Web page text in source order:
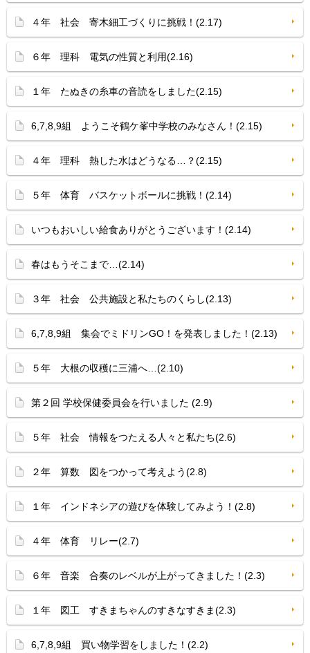
４年 社会 寄木細工づくりに挑戦！(2.17)
６年 理科 電気の性質と利用(2.16)
１年 たぬきの糸車の音読をしました(2.15)
6,7,8,9組 ようこそ鶴ケ峯中学校のみなさん！(2.15)
４年 理科 熱した水はどうなる…？(2.15)
５年 体育 バスケットボールに挑戦！(2.14)
いつもおいしい給食ありがとうございます！(2.14)
春はもうそこまで…(2.14)
３年 社会 公共施設と私たちのくらし(2.13)
6,7,8,9組 集会でミドリンGO！を発表しました！(2.13)
５年 大根の収穫に三浦へ…(2.10)
第２回 学校保健委員会を行いました (2.9)
５年 社会 情報をつたえる人々と私たち(2.6)
２年 算数 図をつかって考えよう(2.8)
１年 インドネシアの遊びを体験してみよう！(2.8)
４年 体育 リレー(2.7)
６年 音楽 合奏のレベルが上がってきました！(2.3)
１年 図工 すきまちゃんのすきなすきま(2.3)
6,7,8,9組 買い物学習をしました！(2.2)